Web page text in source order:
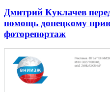
Дмитрий Куклачев
помощь донецкому
фоторепортаж